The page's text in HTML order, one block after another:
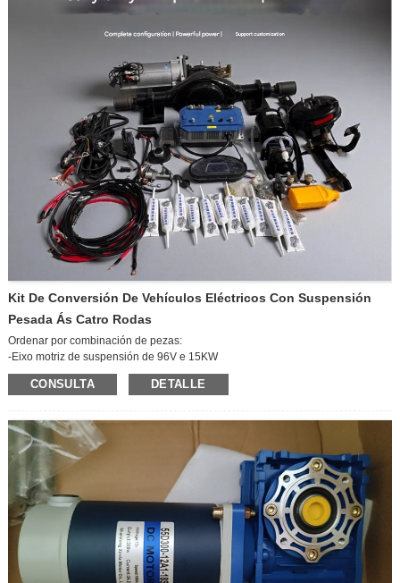
—Outras velocidades
Produto con freo ou sen:
—Sen freo
Kit De Conversión De Vehículos Eléctricos Con Suspensión
Pesada Ás Catro Rodas
Ordenar por combinación de pezas:
-Eixo motriz de suspensión de 96V e 15KW
-Controlador de 96V15KW
-Freos asistidos por baleiro
-Velocidade da liña de CA (incluíndo a caixa de fusibles)
CONSULTA DETALLE